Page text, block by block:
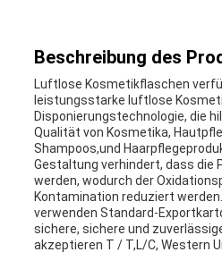
FORDERN
SIE
EIN
ZITAT
SITEMAP
Beschreibung des
Luftlose Kosmetikflaschen
leistungsstarke luftlose
Disponierungstechnologie, die
Qualität von Kosmetika,
Shampoos,und
Gestaltung verhindert, dass
werden, wodurch der
Kontamination reduziert
verwenden Standard-
sichere, sichere und
akzeptieren T / T,L/C, Western